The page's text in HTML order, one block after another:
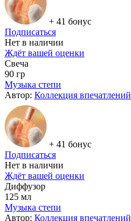
+ 41 бонус
Подписаться
Нет в наличии
Ждёт вашей оценки
Свеча
90 гр
Музыка степи
Автор: Коллекция впечатлений
+ 41 бонус
Подписаться
Нет в наличии
Ждёт вашей оценки
Диффузор
125 мл
Музыка степи
Автор: Коллекция впечатлений